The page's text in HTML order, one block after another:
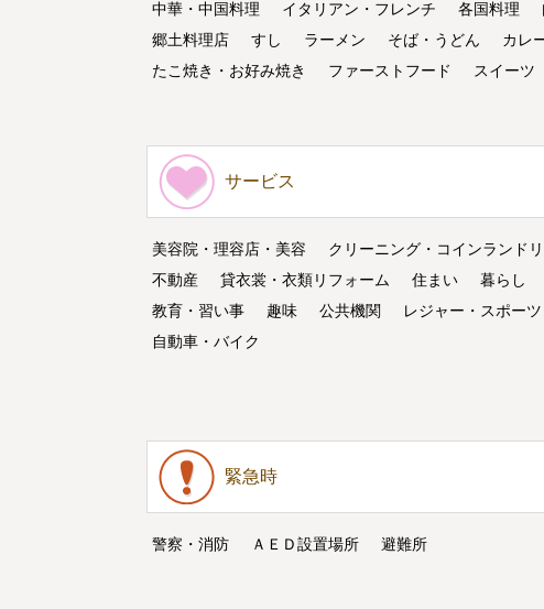
中華・中国料理
イタリアン・フレンチ 各国料理
郷土料理店
すし ラーメン そば・うどん
カレ
たこ焼き・お好み焼き
ファーストフード スイーツ
サービス
美容院・理容店・美容 クリーニング・コインランド
不動産
貸衣裳・衣類リフォーム 住まい 暮らし
教育・習い事
趣味 公共機関 レジャー・スポーツ
自動車・バイク
緊急時
警察・消防 ＡＥＤ設置場所 避難所